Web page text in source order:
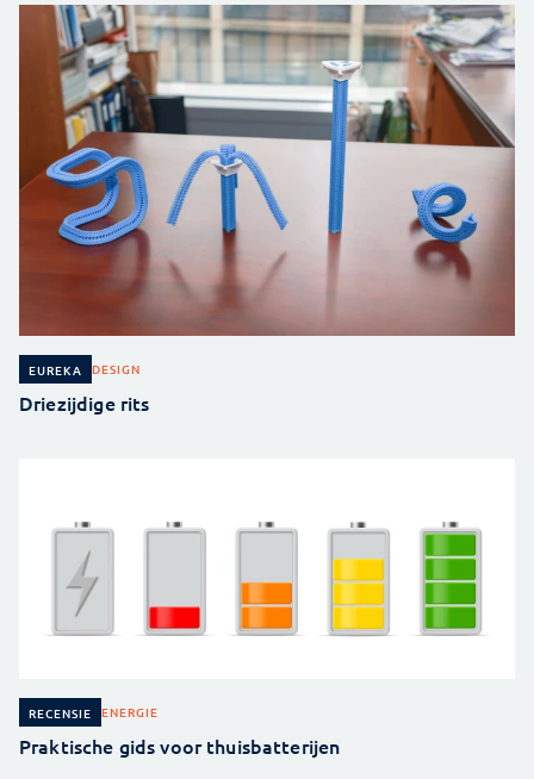
EUREKA DESIGN
Driezijdige rits
RECENSIE ENERGIE
Praktische gids voor thuisbatterijen